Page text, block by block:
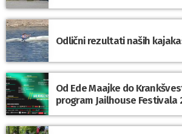
Odlični rezultati naših
Od Ede Maajke do
program Jailhouse Festivala